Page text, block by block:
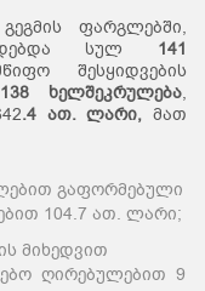
ფარგლებში,
სულ 141
შესყიდვების
138 ხელშეკრულება,
.4 ათ. ლარი, მათ
გაფორმებული
104.7 ათ. ლარი;
მიხედვით
ღირებულებით 9